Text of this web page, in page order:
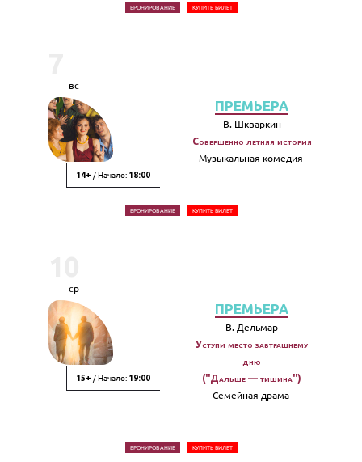
БРОНИРОВАНИЕ КУПИТЬ БИЛЕТ
вс
14+ / Начало: 18:00
ПРЕМЬЕРА
В. Шкваркин
Совершенно летняя история
Музыкальная комедия
БРОНИРОВАНИЕ КУПИТЬ БИЛЕТ
ср
15+ / Начало: 19:00
ПРЕМЬЕРА
В. Дельмар
Уступи место завтрашнему
дню
("Дальше — тишина")
Семейная драма
БРОНИРОВАНИЕ КУПИТЬ БИЛЕТ